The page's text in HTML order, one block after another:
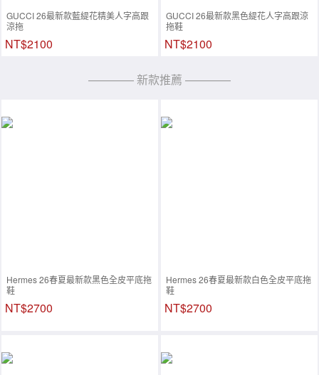
GUCCI 26最新款藍緹花精美人字高跟
涼拖
NT$2100
GUCCI 26最新款黑色緹花人字高跟涼
拖鞋
NT$2100
———— 新款推薦 ————
Hermes 26春夏最新款黑色全皮平底拖
鞋
NT$2700
Hermes 26春夏最新款白色全皮平底拖
鞋
NT$2700